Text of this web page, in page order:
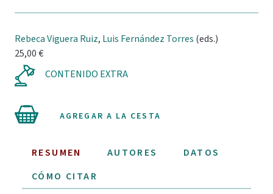
Rebeca Viguera Ruiz, Luis Fernández Torres (eds.)
25,00 €
CONTENIDO EXTRA
AGREGAR A LA CESTA
RESUMEN AUTORES
DATOS
CÓMO CITAR